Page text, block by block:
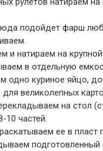
подойдет фарш
натираем на крупной
в отдельную
одно куриное яйцо,
великолепных
на стол
10 частей.
ее в